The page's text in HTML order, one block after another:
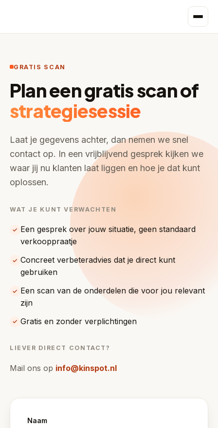
GRATIS SCAN
Plan een gratis scan of
strategiesessie
Laat je gegevens achter, dan nemen we snel
contact op. In een vrijblijvend gesprek kijken we
waar jij nu klanten laat liggen en hoe je dat kunt
oplossen.
WAT JE KUNT VERWACHTEN
✓ Een gesprek over jouw situatie, geen standaard
verkooppraatje
✓ Concreet verbeteradvies dat je direct kunt
gebruiken
✓ Een scan van de onderdelen die voor jou relevant
zijn
✓ Gratis en zonder verplichtingen
LIEVER DIRECT CONTACT?
Mail ons op info@kinspot.nl
Naam